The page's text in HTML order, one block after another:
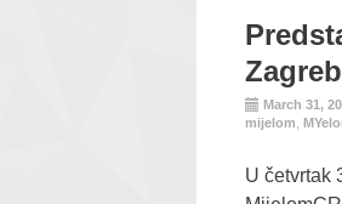
March 31,
mijelom
U četvrtak